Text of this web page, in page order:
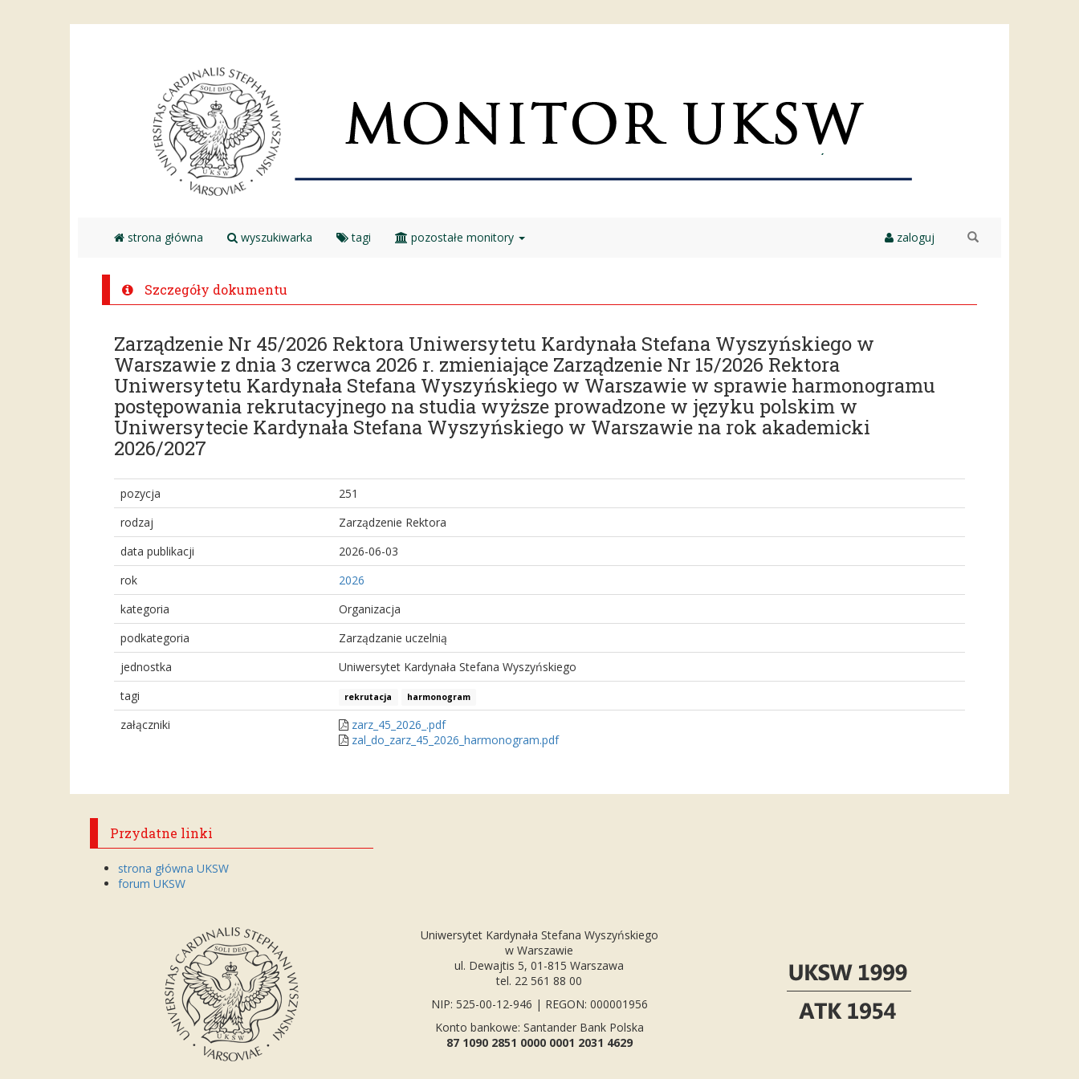
strona główna wyszukiwarka tagi pozostałe monitory zaloguj
Szczegóły dokumentu
Zarządzenie Nr 45/2026 Rektora Uniwersytetu Kardynała Stefana Wyszyńskiego w
Warszawie z dnia 3 czerwca 2026 r. zmieniające Zarządzenie Nr 15/2026 Rektora
Uniwersytetu Kardynała Stefana Wyszyńskiego w Warszawie w sprawie harmonogramu
postępowania rekrutacyjnego na studia wyższe prowadzone w języku polskim w
Uniwersytecie Kardynała Stefana Wyszyńskiego w Warszawie na rok akademicki
2026/2027
pozycja
251
rodzaj
Zarządzenie Rektora
data publikacji
2026-06-03
rok
2026
kategoria
Organizacja
podkategoria
Zarządzanie uczelnią
jednostka
Uniwersytet Kardynała Stefana Wyszyńskiego
tagi
rekrutacja harmonogram
załączniki
zarz_45_2026_.pdf
zal_do_zarz_45_2026_harmonogram.pdf
Przydatne linki
strona główna UKSW
forum UKSW
Uniwersytet Kardynała Stefana Wyszyńskiego
w Warszawie
ul. Dewajtis 5, 01-815 Warszawa
tel. 22 561 88 00
NIP: 525-00-12-946 | REGON: 000001956
Konto bankowe: Santander Bank Polska
87 1090 2851 0000 0001 2031 4629